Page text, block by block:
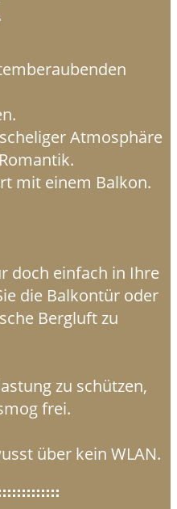
Atmosphäre
mit einem Balkon.
doch einfach in Ihre
die Balkontür oder
Bergluft zu
zu schützen,
frei.
über kein WLAN.